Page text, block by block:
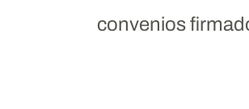
convenios